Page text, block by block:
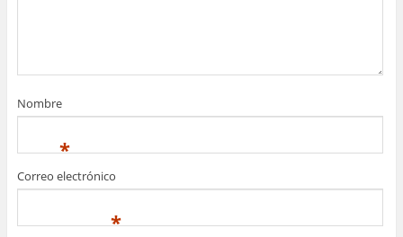
Nombre
*
Correo electrónico
*